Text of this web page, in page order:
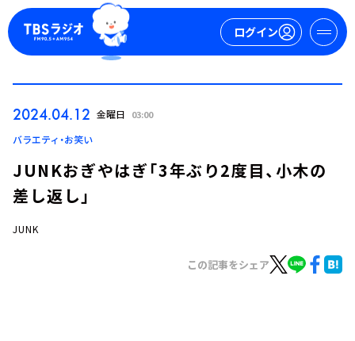
ログイン
ログイン
2024.04.12 金曜日 03:00
バラエティ・お笑い
JUNKおぎやはぎ「3年ぶり2度目、小木の
差し返し」
JUNK
この記事をシェア